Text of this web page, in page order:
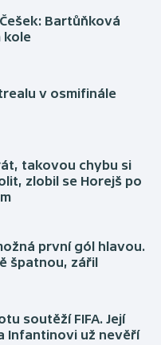
Bartůňková
kole
v osmifinále
takovou chybu si
zlobil se Horejš po
první gól hlavou.
špatnou, zářil
soutěží FIFA. Její
Infantinovi už nevěří